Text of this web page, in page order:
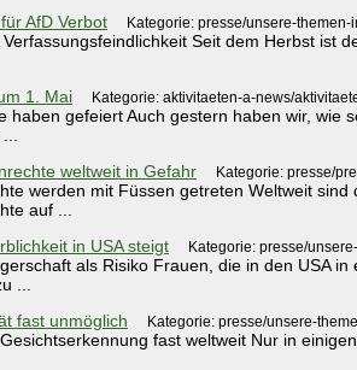
AfD Verbot Kategorie: presse/unsere-themen-
Seit dem Herbst ist
1. Mai Kategorie: aktivitaeten-a-news/
haben gefeiert Auch gestern haben wir, wie
weltweit in Gefahr Kategorie: presse/
werden mit Füssen getreten Weltweit
auf ...
in USA steigt Kategorie: presse/
als Risiko Frauen, die in den USA
...
fast unmöglich Kategorie: presse/unsere-
fast weltweit Nur in